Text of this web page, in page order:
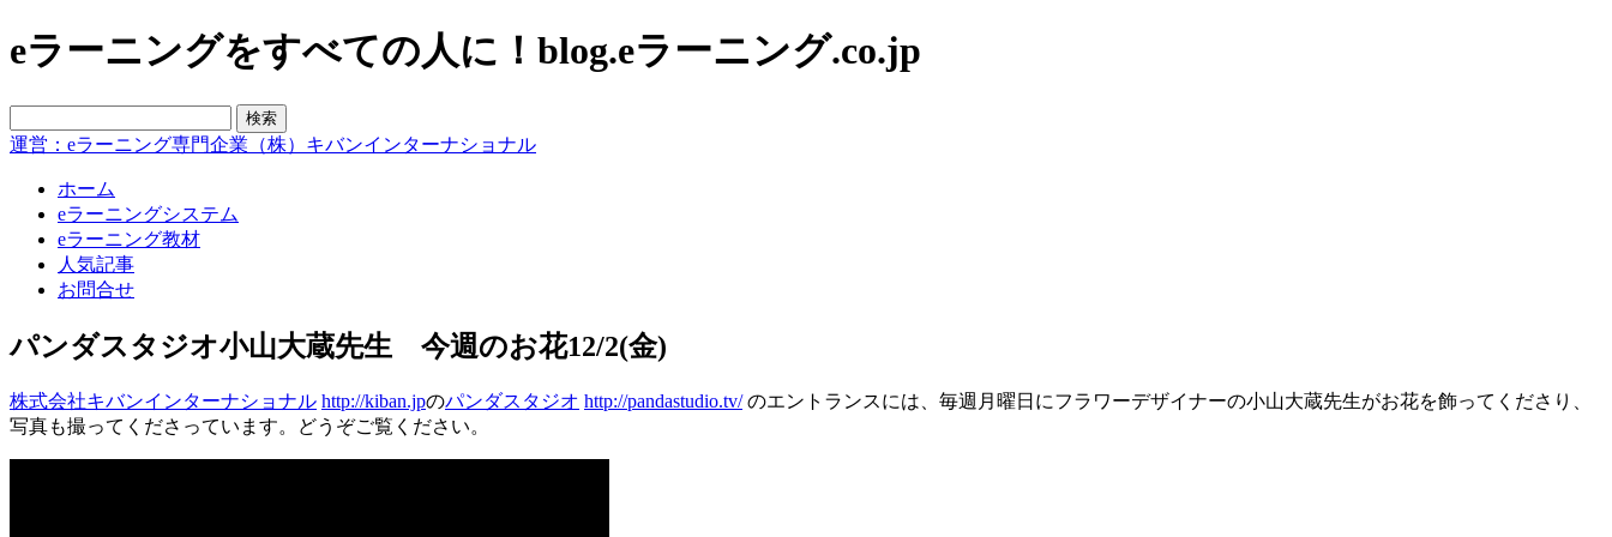
eラーニングをすべての人に！blog.eラーニング.co.jp
運営：eラーニング専門企業（株）キバンインターナショナル
ホーム
eラーニングシステム
eラーニング教材
人気記事
お問合せ
パンダスタジオ小山大蔵先生 今週のお花12/2(金)
株式会社キバンインターナショナル http://kiban.jpのパンダスタジオ http://pandastudio.tv/のエントランスには、毎週月曜日にフラワーデザイナーの小山大蔵先生がお花を飾ってくださり、
写真も撮ってくださっています。どうぞご覧ください。